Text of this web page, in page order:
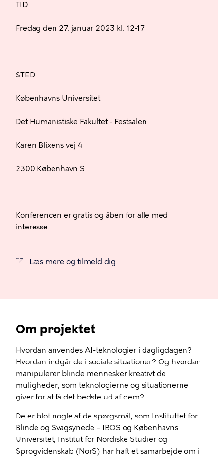
TID
Fredag den 27. januar 2023 kl. 12-17
STED
Københavns Universitet
Det Humanistiske Fakultet - Festsalen
Karen Blixens vej 4
2300 København S
Konferencen er gratis og åben for alle med
interesse.
Læs mere og tilmeld dig
Om projektet
Hvordan anvendes AI-teknologier i dagligdagen?
Hvordan indgår de i sociale situationer? Og hvordan
manipulerer blinde mennesker kreativt de
muligheder, som teknologierne og situationerne
giver for at få det bedste ud af dem?
De er blot nogle af de spørgsmål, som Instituttet for
Blinde og Svagsynede – IBOS og Københavns
Universitet, Institut for Nordiske Studier og
Sprogvidenskab (NorS) har haft et samarbejde om i